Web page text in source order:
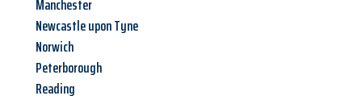
Manchester
Newcastle upon Tyne
Norwich
Peterborough
Reading